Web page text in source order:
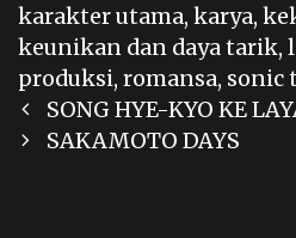
karakter utama, karya,
keunikan dan daya tarik,
produksi, romansa, sonic
Post
navigation
SONG HYE-KYO KE
SAKAMOTO DAYS